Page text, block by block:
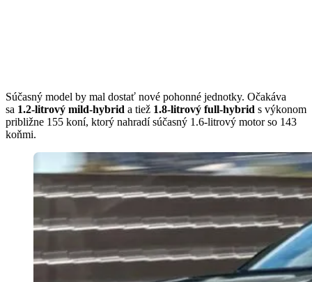
Súčasný model by mal dostať nové pohonné jednotky. Očakáva
sa 1.2-litrový mild-hybrid a tiež 1.8-litrový full-hybrid s výkonom
približne 155 koní, ktorý nahradí súčasný 1.6-litrový motor so 143
koňmi.